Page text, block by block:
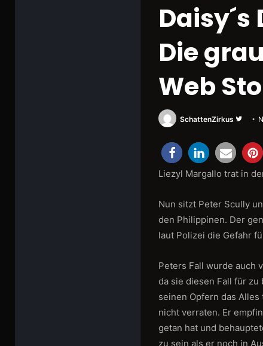
Die
Web
SchattenZirkus
Folge
auf
Twitter
Liezyl Margallo trat in
Nun sitzt Peter Scully
den Philippinen. Der
laut Polizei die Gefahr
Peters Fall wurde auch
da sie diesen Fall für
seinen Opfern das
nicht verraten. Er
getan hat und
zu sein als er noch in